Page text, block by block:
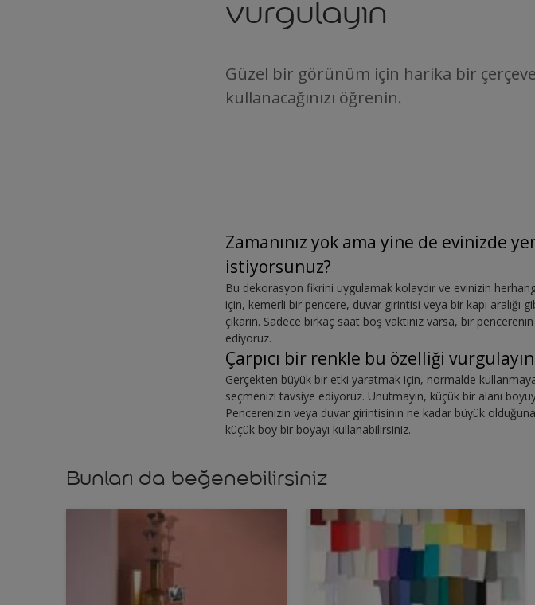
vurgulayın
Güzel bir görünüm için harika bir
kullanacağınızı öğrenin.
Zamanınız yok ama yine de evinizde
istiyorsunuz?
Bu dekorasyon fikrini uygulamak kolaydır ve evinizin
için, kemerli bir pencere, duvar girintisi veya bir kapı aralığı
çıkarın. Sadece birkaç saat boş vaktiniz varsa, bir
ediyoruz.
Çarpıcı bir renkle bu özelliği vurgulayın
Gerçekten büyük bir etki yaratmak için, normalde
seçmenizi tavsiye ediyoruz. Unutmayın, küçük bir alanı
Pencerenizin veya duvar girintisinin ne kadar büyük
küçük boy bir boyayı kullanabilirsiniz.
Bunları da beğenebilirsiniz